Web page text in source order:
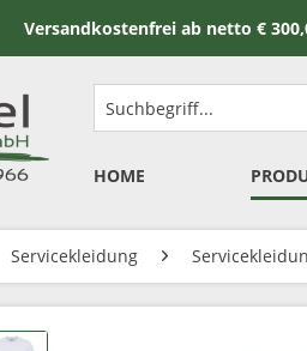
ab netto € 300,00 -
HOME
Servicekleidung